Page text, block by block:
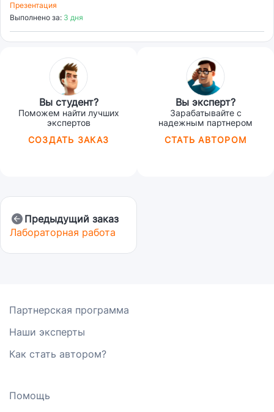
Презентация
Выполнено за: 3 дня
Вы студент?
Поможем найти лучших
экспертов
СОЗДАТЬ ЗАКАЗ
Вы эксперт?
Зарабатывайте с
надежным партнером
СТАТЬ АВТОРОМ
Предыдущий заказ
Лабораторная работа
Партнерская программа
Наши эксперты
Как стать автором?
Помощь